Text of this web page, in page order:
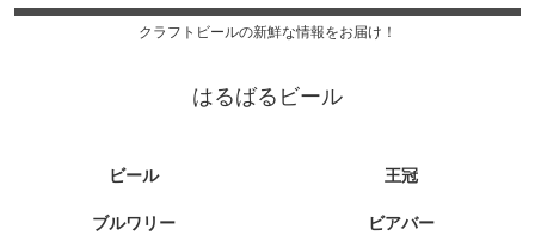
クラフトビールの新鮮な情報をお届け！
はるばるビール
ビール 王冠
ブルワリー ビアバー